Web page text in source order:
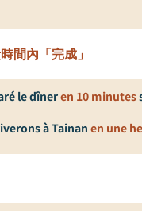
間內「完成」
le dîneren 10 minutes
à Tainan en une